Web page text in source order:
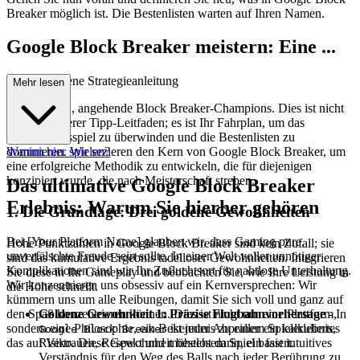
Breaker möglich ist. Die Bestenlisten warten auf Ihren Namen.
Google Block Breaker meistern: Eine ...
fortgeschrittene Strategieanleitung
Willkommen, angehende Block Breaker-Champions. Dies ist nicht
nur ein weiterer Tipp-Leitfaden; es ist Ihr Fahrplan, um das
Gelegenheitsspiel zu überwinden und die Bestenlisten zu
dominieren. Wir sezieren den Kern von Google Block Breaker, um
eine erfolgreiche Methodik zu entwickeln, die für diejenigen
konzipiert wurde, die nach Meisterschaft streben.
1. Die Grundlage: Drei goldene Gewohnheiten
Hohe Punktzahlen in Google Block Breaker sind kein Zufall; sie
sind das kumulative Ergebnis tadelloser Gewohnheiten. Integrieren
Sie diese in Ihr Gameplay und beobachten Sie, wie Ihre Leistung in
die Höhe schnellt.
Goldene Gewohnheit 1: Präzise Flugbahnvorhersage- In
Google Block Breakerist jeder Abpraller ein kalkuliertes
Risiko. Diese Gewohnheit besteht darin, ein fast intuitives
Verständnis für den Weg des Balls nach jeder Berührung zu
Mehr lesen
Warum hier spielen?
Das ultimative Google Block Breaker
Erlebnis: Warum Sie hierher gehören
Bei [Your Platform Name] glauben wir, dass Gaming pure,
unverfälschte Freude sein sollte. In einer Welt voller unnötiger
Komplikationen sind wir Ihr Zufluchtsort für nahtlose Unterhaltung.
Wir konzentrieren uns obsessiv auf ein Kernversprechen: Wir
kümmern uns um alle Reibungen, damit Sie sich voll und ganz auf
den Spaß konzentrieren können. Dies ist nicht nur eine Plattform,
sondern eine Philosophie, ein Bekenntnis zu einem Spielerlebnis,
das auf Vertrauen, Respekt und mühelosem Spiel basiert.